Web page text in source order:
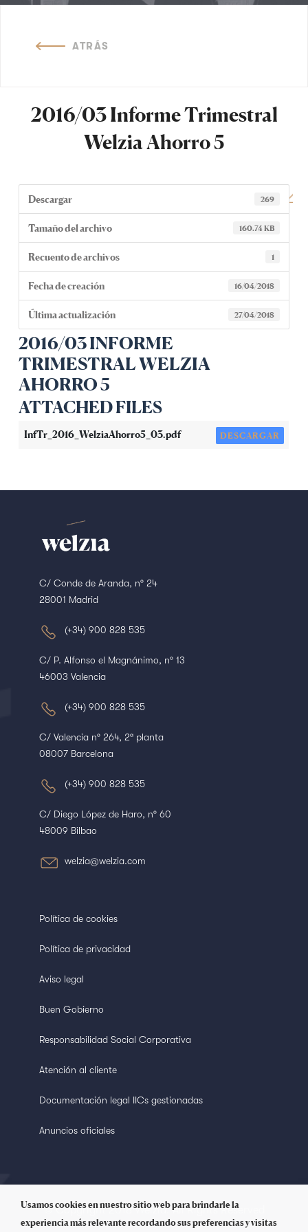
ATRÁS
2016/03 Informe Trimestral
Welzia Ahorro 5
Descargar 269
Tamaño del archivo 160.74 KB
Recuento de archivos 1
Fecha de creación 16/04/2018
Última actualización 27/04/2018
2016/03 INFORME
TRIMESTRAL WELZIA
AHORRO 5
ATTACHED FILES
InfTr_2016_WelziaAhorro5_03.pdf DESCARGAR
C/ Conde de Aranda, nº 24
28001 Madrid
(+34) 900 828 535
C/ P. Alfonso el Magnánimo, nº 13
46003 Valencia
(+34) 900 828 535
C/ Valencia nº 264, 2ª planta
08007 Barcelona
(+34) 900 828 535
C/ Diego López de Haro, nº 60
48009 Bilbao
welzia@welzia.com
Política de cookies
Política de privacidad
Aviso legal
Buen Gobierno
Responsabilidad Social Corporativa
Atención al cliente
Documentación legal IICs gestionadas
Anuncios oficiales
© Copyright 2018 Welzia. All Rights Reserved
Usamos cookies en nuestro sitio web para brindarle la
experiencia más relevante recordando sus preferencias y visitas